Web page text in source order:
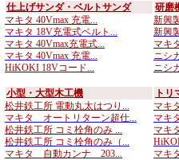
仕上げサンダ・ベルトサンダ
マキタ 40Vmax 充電...
マキタ 18V充電式ベルト...
マキタ 40Vmax充電式...
マキタ 40Vmax 充電...
HiKOKI 18Vコード...
研磨
新興
新興
マキ
ニシ
ニシ
小型・大型木工機
松井鉄工所 電動丸太はつり...
マキタ オートリターン超仕...
松井鉄工所 コミ栓角のみ ...
松井鉄工所 コミ栓角のみ（...
マキタ 自動カンナ 203...
トリ
マキ
マキ
マキ
マキ